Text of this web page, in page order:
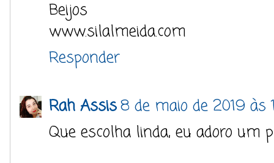
Beijos
www.silalmeida.com
Responder
Rah Assis8 de maio de 2019 às
Que escolha linda, eu adoro um